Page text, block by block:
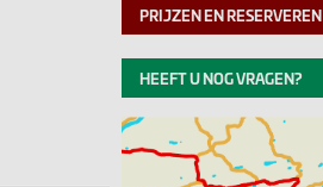
PRIJZEN EN RESERVEREN
HEEFT U NOG VRAGEN?